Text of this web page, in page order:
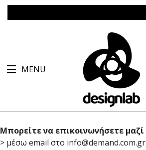
MENU
Μπορείτε να επικοινωνήσετε μαζί
> μέσω email στο